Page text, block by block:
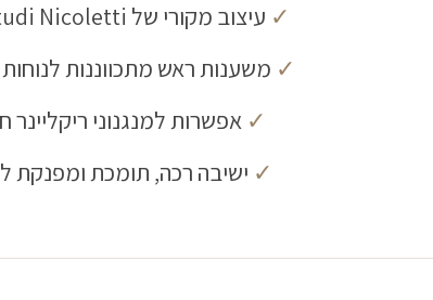
✓ עיצוב מקורי של Centro Studi Nicoletti
✓ משענות ראש מתכווננות
✓ אפשרות למנגנוני ריקליינר
✓ ישיבה רכה, תומכת ומפנקת